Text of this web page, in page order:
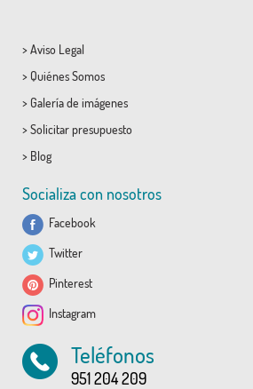
> Aviso Legal
> Quiénes Somos
> Galería de imágenes
> Solicitar presupuesto
> Blog
Socializa con nosotros
Facebook
Twitter
Pinterest
Instagram
Teléfonos
951 204 209